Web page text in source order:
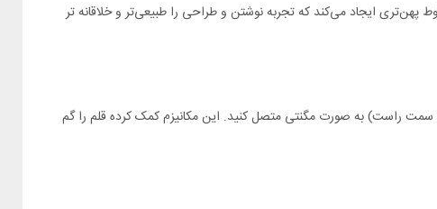
پهن‌تری ایجاد می‌کند که تجربه نوشتن و طراحی را طبیعی‌تر و خلاقانه‌ تر
سمت راست) به صورت مگنتی متصل کنید. این مکانیزم کمک کرده قلم را گم